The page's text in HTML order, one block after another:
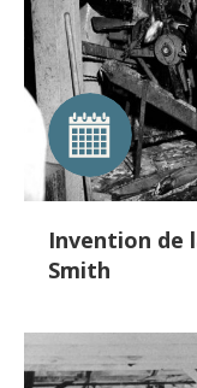
Invention de
Smith